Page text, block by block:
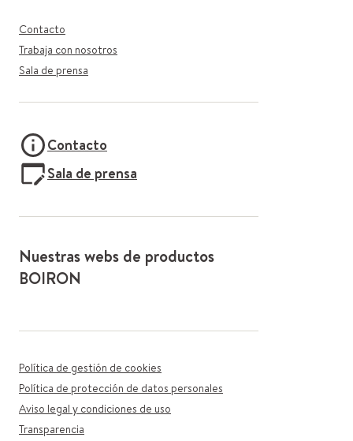
Contacto
Trabaja con nosotros
Sala de prensa
Contacto
Sala de prensa
Nuestras webs de productos
BOIRON
Política de gestión de cookies
Política de protección de datos personales
Aviso legal y condiciones de uso
Transparencia